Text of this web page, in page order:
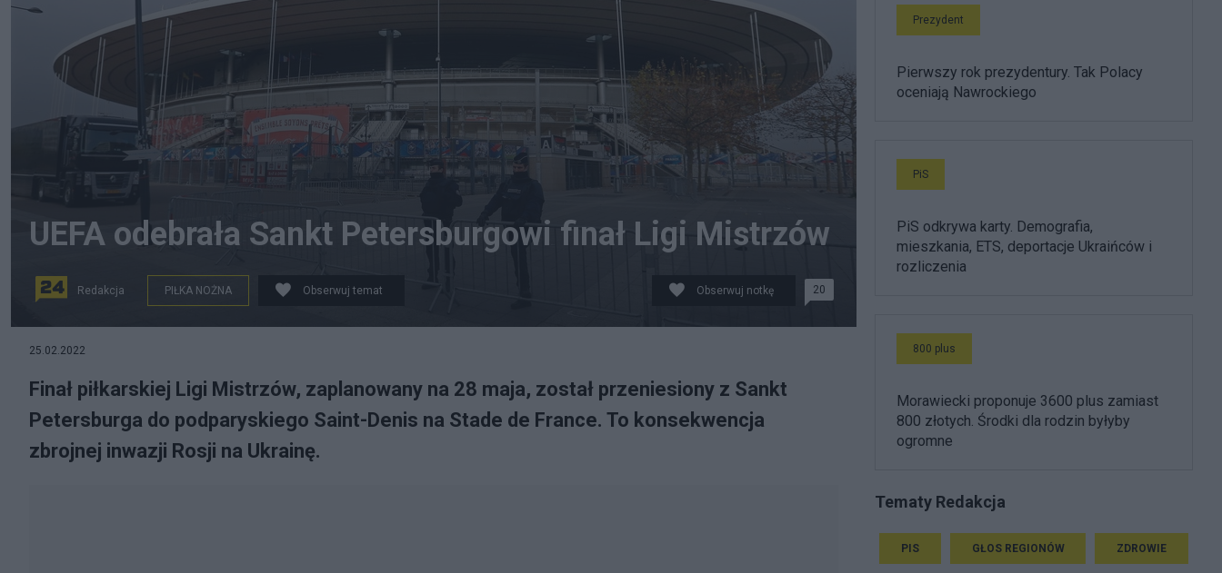
UEFA odebrała Sankt Petersburgowi finał Ligi Mistrzów
Redakcja PIŁKA NOŻNA Obserwuj temat Obserwuj notkę 20
25.02.2022
Finał piłkarskiej Ligi Mistrzów, zaplanowany na 28 maja, został przeniesiony z Sankt
Petersburga do podparyskiego Saint-Denis na Stade de France. To konsekwencja
zbrojnej inwazji Rosji na Ukrainę.
Prezydent
Pierwszy rok prezydentury. Tak Polacy
oceniają Nawrockiego
PiS
PiS odkrywa karty. Demografia,
mieszkania, ETS, deportacje Ukraińców i
rozliczenia
800 plus
Morawiecki proponuje 3600 plus zamiast
800 złotych. Środki dla rodzin byłyby
ogromne
Tematy Redakcja
PIS GŁOS REGIONÓW ZDROWIE